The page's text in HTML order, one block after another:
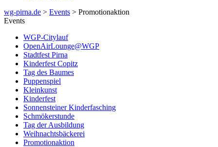
wg-pirna.de > Events > Promotionaktion
Events
WGP-Citylauf
OpenAirLounge@WGP
Stadtfest Pirna
Kinderfest Copitz
Tag des Baumes
Puppenspiel
Kleinkunst
Kinderfest
Sonnensteiner Kinderfasching
Schmökerstunde
Tag der Ausbildung
Weihnachtsbäckerei
Promotionaktion